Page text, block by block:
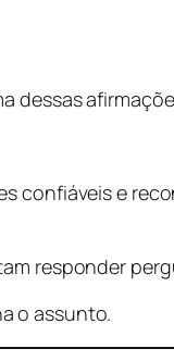
dessas
confiáveis e
responder
o assunto.